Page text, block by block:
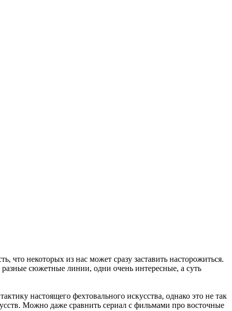
что некоторых из нас может сразу заставить насторожиться.
сюжетные линии, одни очень интересные, а суть
настоящего фехтовального искусства, однако это не так
Можно даже сравнить сериал с фильмами про восточные